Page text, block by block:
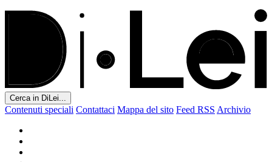
Cerca in DiLei...
Contenuti speciali Contattaci Mappa del sito Feed RSS Archivio